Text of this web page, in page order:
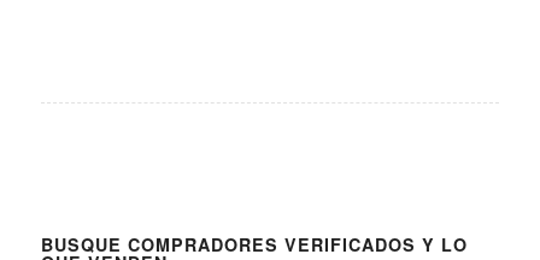
BUSQUE COMPRADORES VERIFICADOS Y LO